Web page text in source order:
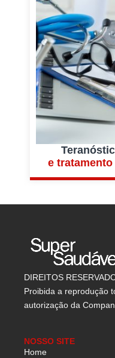
e
DIREITOS
Proibida a reprodução
autorização da
NOSSO SITE
Home